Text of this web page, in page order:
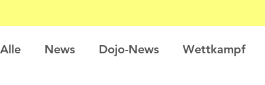
Alle News Dojo-News Wettkampf